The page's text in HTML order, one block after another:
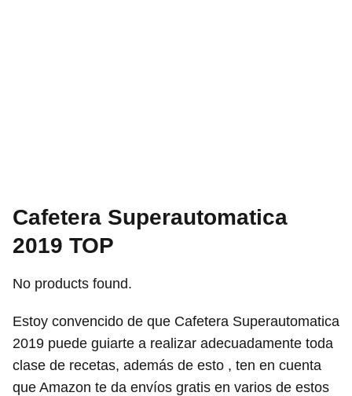
Cafetera Superautomatica
2019 TOP
No products found.
Estoy convencido de que Cafetera Superautomatica
2019 puede guiarte a realizar adecuadamente toda
clase de recetas, además de esto , ten en cuenta
que Amazon te da envíos gratis en varios de estos